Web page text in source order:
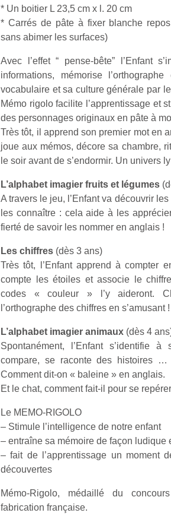
* Un boitier L 23,5 cm x l. 20 cm
* Carrés de pâte à fixer blanche
sans abimer les surfaces)
Avec l’effet “ pense-bête” l’Enfant
informations, mémorise
vocabulaire et sa culture générale par
Mémo rigolo facilite l’apprentissage et
des personnages originaux en pâte à
Très tôt, il apprend son premier mot en
joue aux mémos, décore sa chambre,
le soir avant de s’endormir. Un univers
L’alphabet imagier fruits et légumes
A travers le jeu, l’Enfant va découvrir
les connaître : cela aide à les
fierté de savoir les nommer en anglais !
Les chiffres (dès 3 ans)
Très tôt, l’Enfant apprend à compter
compte les étoiles et associe le
codes « couleur » l’y aideront.
l’orthographe des chiffres en s’amusant !
L’alphabet imagier animaux (dès 4
Spontanément, l’Enfant s’identifie
compare, se raconte des histoires …
Comment dit-on « baleine » en anglais.
Et le chat, comment fait-il pour se
Le MEMO-RIGOLO
– Stimule l’intelligence de notre enfant
– entraîne sa mémoire de façon ludique
– fait de l’apprentissage un moment
découvertes
Mémo-Rigolo, médaillé du
fabrication française.
…